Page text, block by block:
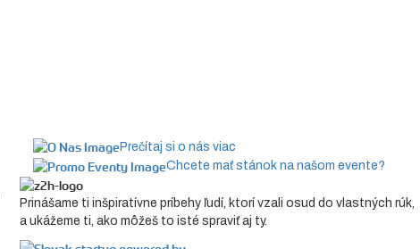
Prečítaj si o nás viac
Chcete mať stánok na našom evente?
Prinášame ti inšpiratívne príbehy ľudí, ktorí vzali osud do vlastných rúk,
a ukážeme ti, ako môžeš to isté spraviť aj ty.